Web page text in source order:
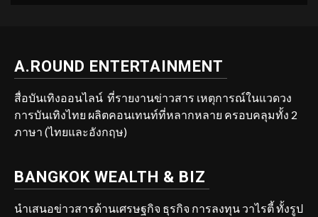
A.ROUND ENTERTAINMENT
สื่อบันเทิงออนไลน์ ที่รายงานข่าวสาร เหตุการณ์ในแวดวง
การบันเทิงไทย ผลิตคอนเทนท์ที่หลากหลาย ครอบคลุมทั้ง 2
ภาษา (ไทยและอังกฤษ)
BANGKOK WEALTH & BIZ
นำเสนอข่าวสารด้านเศรษฐกิจ ธุรกิจ การลงทุน วาไรตี้ ทั้งรูป